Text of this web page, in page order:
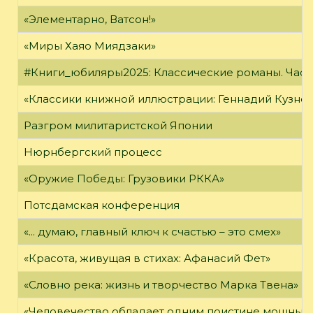
«Элементарно, Ватсон!»
«Миры Хаяо Миядзаки»
#Книги_юбиляры2025: Классические романы.
«Классики книжной иллюстрации: Геннадий
Разгром милитаристской Японии
Нюрнбергский процесс
«Оружие Победы: Грузовики РККА»
Потсдамская конференция
«... думаю, главный ключ к счастью – это смех»
«Красота, живущая в стихах: Афанасий Фет»
«Словно река: жизнь и творчество Марка Твена»